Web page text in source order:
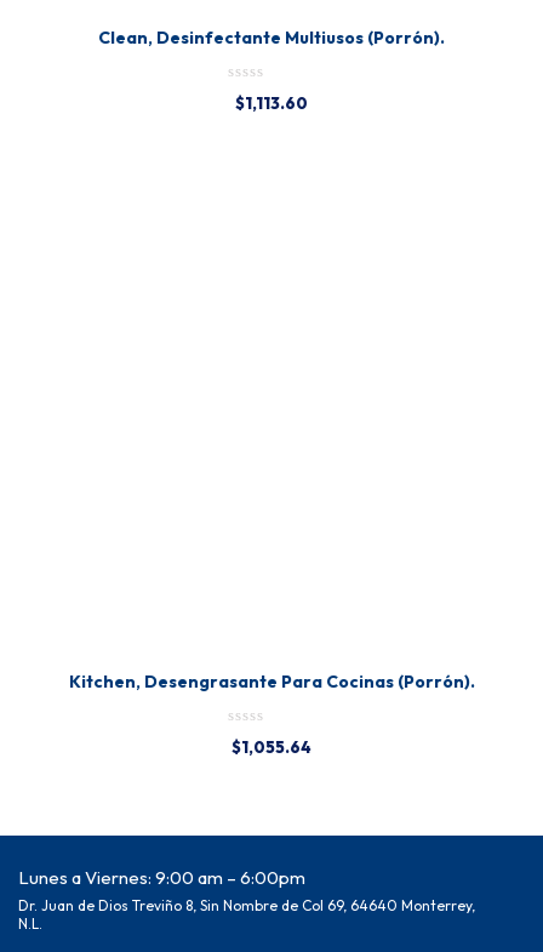
Clean, Desinfectante Multiusos (Porrón).
$1,113.60
Kitchen, Desengrasante Para Cocinas (Porrón).
$1,055.64
Lunes a Viernes: 9:00 am – 6:00pm
Dr. Juan de Dios Treviño 8, Sin Nombre de Col 69, 64640 Monterrey,
N.L.